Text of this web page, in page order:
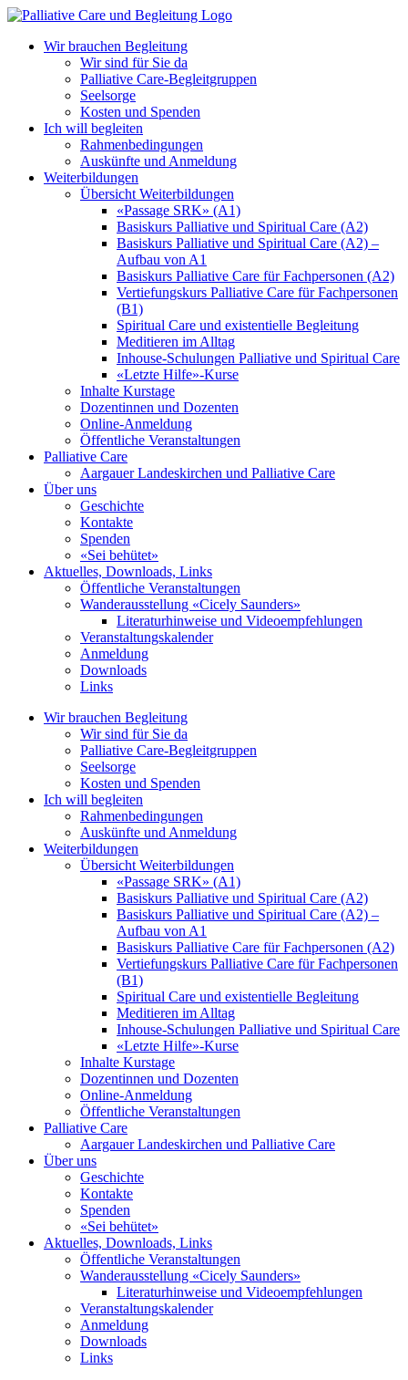
Zum
springenWir brauchen Begleitung
Wir sind für Sie da
Palliative Care-Begleitgruppen
Seelsorge
Kosten und Spenden
Ich will begleiten
Rahmenbedingungen
Auskünfte und Anmeldung
Weiterbildungen
Übersicht Weiterbildungen
«Passage SRK» (A1)
Basiskurs Palliative und Spiritual Care (A2)
Basiskurs Palliative und Spiritual Care (A2) –
Aufbau von A1
Basiskurs Palliative Care für Fachpersonen (A2)
Vertiefungskurs Palliative Care für Fachpersonen
(B1)
Spiritual Care und existentielle Begleitung
Meditieren im Alltag
Inhouse-Schulungen Palliative und Spiritual Care
«Letzte Hilfe»-Kurse
Inhalte Kurstage
Dozentinnen und Dozenten
Online-Anmeldung
Öffentliche Veranstaltungen
Palliative Care
Aargauer Landeskirchen und Palliative Care
Über uns
Geschichte
Kontakte
Spenden
«Sei behütet»
Aktuelles, Downloads, Links
Öffentliche Veranstaltungen
Wanderausstellung «Cicely Saunders»
Literaturhinweise und Videoempfehlungen
Veranstaltungskalender
Anmeldung
Downloads
Links
Wir brauchen Begleitung
Wir sind für Sie da
Palliative Care-Begleitgruppen
Seelsorge
Kosten und Spenden
Ich will begleiten
Rahmenbedingungen
Auskünfte und Anmeldung
Weiterbildungen
Übersicht Weiterbildungen
«Passage SRK» (A1)
Basiskurs Palliative und Spiritual Care (A2)
Basiskurs Palliative und Spiritual Care (A2) –
Aufbau von A1
Basiskurs Palliative Care für Fachpersonen (A2)
Vertiefungskurs Palliative Care für Fachpersonen
(B1)
Spiritual Care und existentielle Begleitung
Meditieren im Alltag
Inhouse-Schulungen Palliative und Spiritual Care
«Letzte Hilfe»-Kurse
Inhalte Kurstage
Dozentinnen und Dozenten
Online-Anmeldung
Öffentliche Veranstaltungen
Palliative Care
Aargauer Landeskirchen und Palliative Care
Über uns
Geschichte
Kontakte
Spenden
«Sei behütet»
Aktuelles, Downloads, Links
Öffentliche Veranstaltungen
Wanderausstellung «Cicely Saunders»
Literaturhinweise und Videoempfehlungen
Veranstaltungskalender
Anmeldung
Downloads
Links